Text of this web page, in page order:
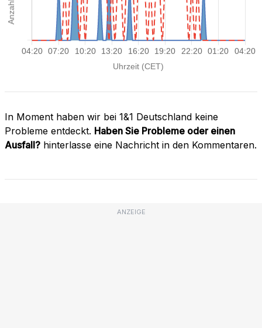
In Moment haben wir bei 1&1 Deutschland keine
Probleme entdeckt. Haben Sie Probleme oder einen
Ausfall? hinterlasse eine Nachricht in den Kommentaren.
ANZEIGE